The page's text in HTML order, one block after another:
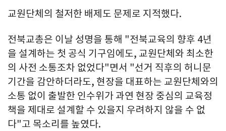
교원단체의 철저한 배제도 문제로 지적했다.
전북교총은 이날 성명을 통해 "전북교육의 향후 4년
을 설계하는 첫 공식 기구임에도, 교원단체와 최소한
의 사전 소통조차 없었다"면서 "선거 직후의 허니문
기간을 감안하더라도, 현장을 대표하는 교원단체와의
소통 없이 출발한 인수위가 과연 현장 중심의 교육정
책을 제대로 설계할 수 있을지 우려하지 않을 수 없
다"고 목소리를 높였다.